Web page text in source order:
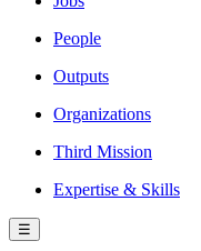
People
Outputs
Organizations
Third Mission
Expertise & Skills
☰